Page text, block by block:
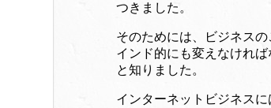
つきました。
そのためには、ビジネス
インド的にも変えなけれ
と知りました。
インターネットビジネス